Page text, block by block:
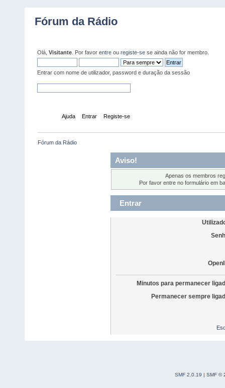
Fórum da Rádio
Olá, Visitante . Por favor entre ou registe-se se ainda não for membro.
Entrar com nome de utilizador, password e duração da sessão
Ajuda Entrar Registe-se
Fórum da Rádio
Aviso!
Apenas os membros
Por favor entre no formulário em
Entrar
Minutos para permanecer
Permanecer sempre
SMF 2.0.19 | SMF ©